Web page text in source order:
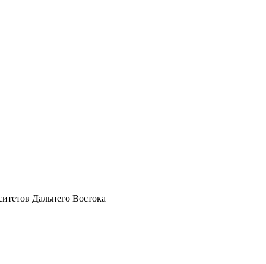
Дальнего Востока